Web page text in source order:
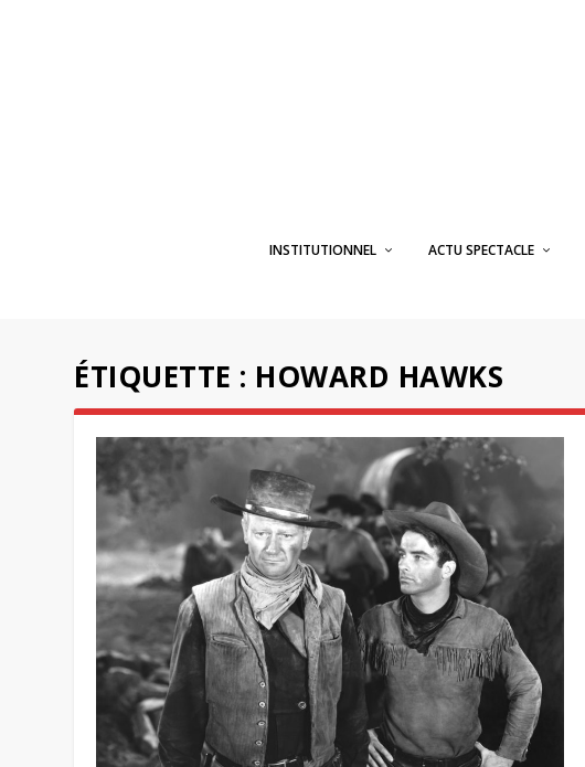
INSTITUTIONNEL ACTU SPECTACLE
ÉTIQUETTE : HOWARD HAWKS